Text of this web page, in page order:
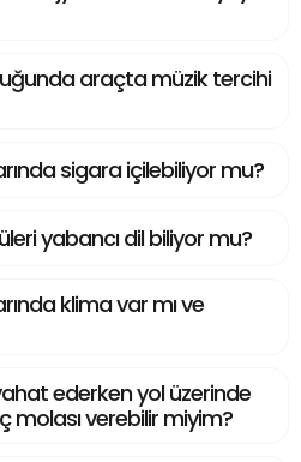
araçta müzik tercihi
sigara içilebiliyor mu?
yabancı dil biliyor mu?
klima var mı ve
ederken yol üzerinde
verebilir miyim?